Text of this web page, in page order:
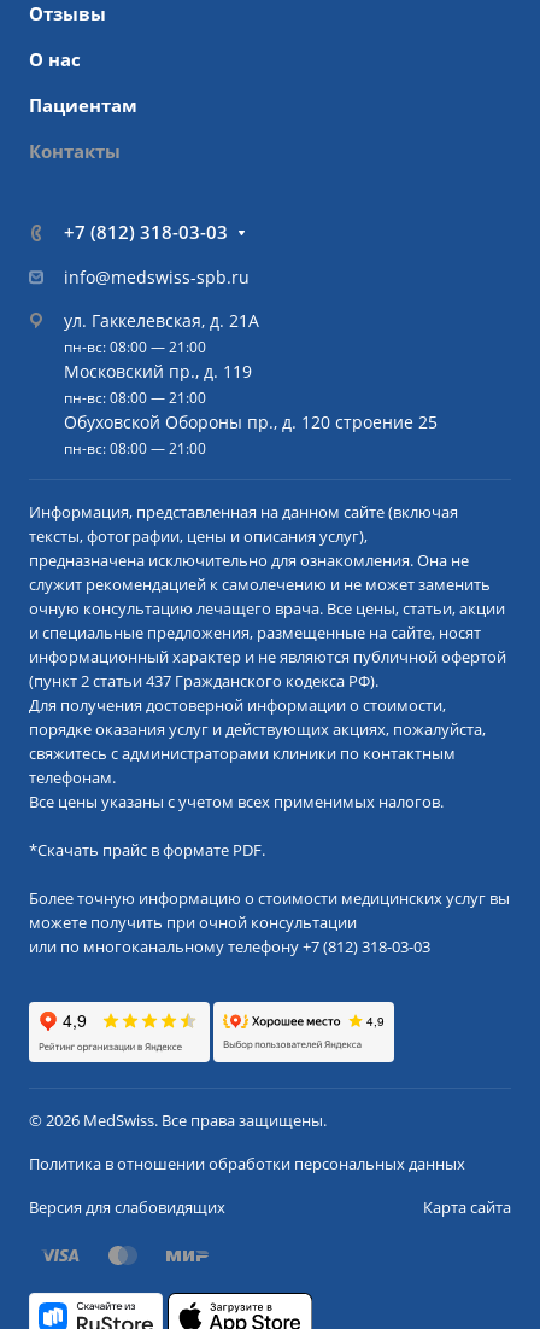
Отзывы
О нас
Пациентам
Контакты
+7 (812) 318-03-03
info@medswiss-spb.ru
ул. Гаккелевская, д. 21А
пн-вс: 08:00 — 21:00
Московский пр., д. 119
пн-вс: 08:00 — 21:00
Обуховской Обороны пр., д. 120 строение 25
пн-вс: 08:00 — 21:00
Информация, представленная на данном сайте (включая
тексты, фотографии, цены и описания услуг),
предназначена исключительно для ознакомления. Она не
служит рекомендацией к самолечению и не может заменить
очную консультацию лечащего врача. Все цены, статьи, акции
и специальные предложения, размещенные на сайте, носят
информационный характер и не являются публичной офертой
(пункт 2 статьи 437 Гражданского кодекса РФ).
Для получения достоверной информации о стоимости,
порядке оказания услуг и действующих акциях, пожалуйста,
свяжитесь с администраторами клиники по контактным
телефонам.
Все цены указаны с учетом всех применимых налогов.
*Скачать прайс в формате PDF.
Более точную информацию о стоимости медицинских услуг вы
можете получить при очной консультации
или по многоканальному телефону+7 (812) 318-03-03
© 2026 MedSwiss. Все права защищены.
Политика в отношении обработки персональных данных
Версия для слабовидящих
Карта сайта